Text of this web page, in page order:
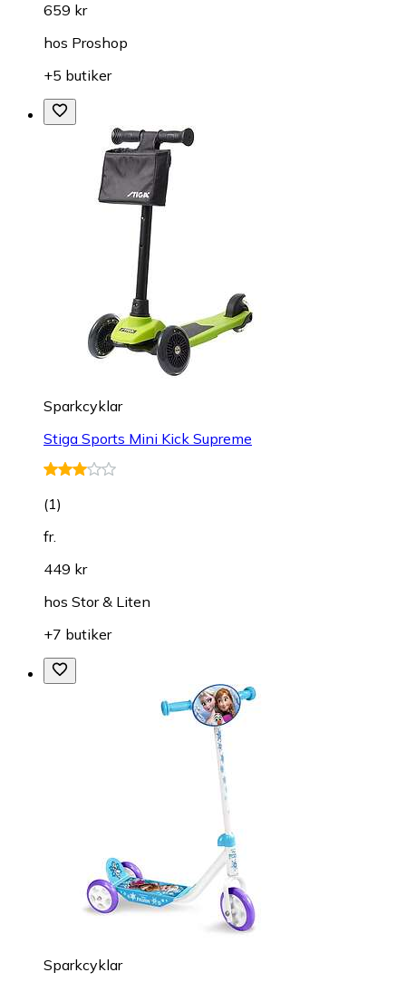
659 kr
hos Proshop
+5 butiker
Sparkcyklar
Stiga Sports Mini Kick Supreme
(1)
fr.
449 kr
hos Stor & Liten
+7 butiker
Sparkcyklar